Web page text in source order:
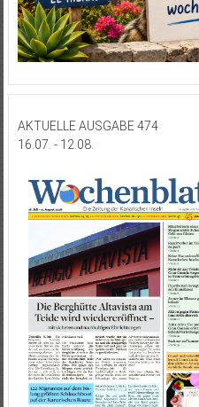
AKTUELLE AUSGABE 474
16.07. - 12.08.